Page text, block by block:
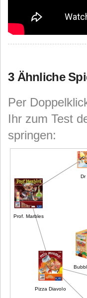
3 Ähnliche
Per
Ihr zum Test
springen:
Prof. Marbles
Pizza Diavolo